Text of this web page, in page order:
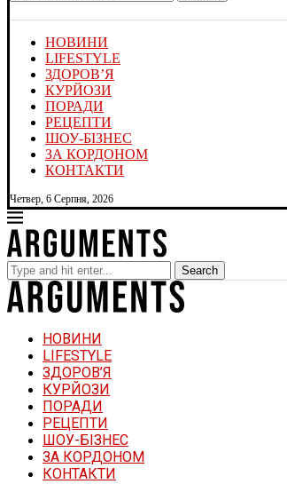
НОВИНИ
LIFESTYLE
ЗДОРОВ’Я
КУРЙОЗИ
ПОРАДИ
РЕЦЕПТИ
ШОУ-БІЗНЕС
ЗА КОРДОНОМ
КОНТАКТИ
Четвер, 6 Серпня, 2026
Search
НОВИНИ
LIFESTYLE
ЗДОРОВ’Я
КУРЙОЗИ
ПОРАДИ
РЕЦЕПТИ
ШОУ-БІЗНЕС
ЗА КОРДОНОМ
КОНТАКТИ